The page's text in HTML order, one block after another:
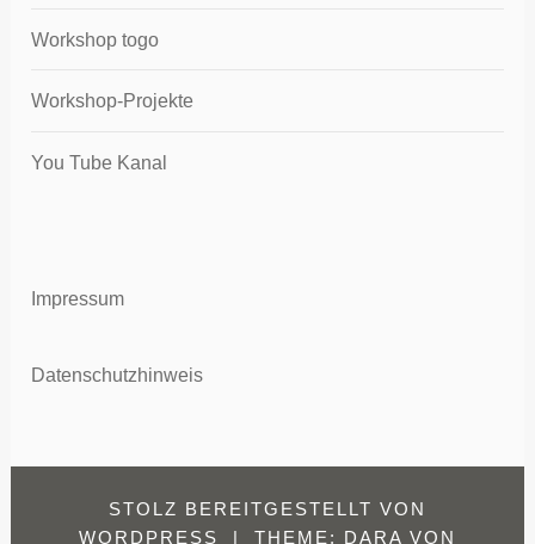
Workshop togo
Workshop-Projekte
You Tube Kanal
Impressum
Datenschutzhinweis
STOLZ BEREITGESTELLT VON
WORDPRESS
| THEME: DARA VON